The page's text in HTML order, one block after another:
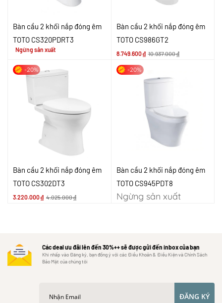
Bàn cầu 2 khối nắp đóng êm
TOTO CS320PDRT3
Ngừng sản xuất
Bàn cầu 2 khối nắp đóng êm
TOTO CS986GT2
8.749.600₫ 10.937.000₫
-20%
Bàn cầu 2 khối nắp đóng êm
TOTO CS302DT3
3.220.000₫ 4.025.000₫
-20%
Bàn cầu 2 khối nắp đóng êm
TOTO CS945PDT8
Ngừng sản xuất
Các deal ưu đãi lên đến 30%++ sẽ được gửi đến inbox của bạn
Khi nhấp vào Đăng ký, bạn đồng ý với các Điều Khoản & Điều Kiện và Chính Sách
Bảo Mật của chúng tôi
ĐĂNG KÝ